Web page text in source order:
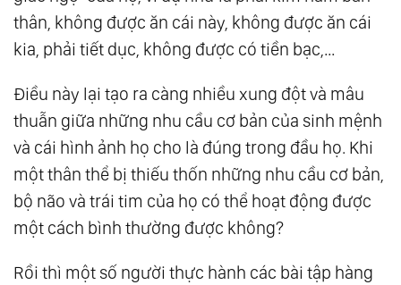
thân, không được ăn cái này, không được ăn cái
kia, phải tiết dục, không được có tiền bạc,…
Điều này lại tạo ra càng nhiều xung đột và mâu
thuẫn giữa những nhu cầu cơ bản của sinh mệnh
và cái hình ảnh họ cho là đúng trong đầu họ. Khi
một thân thể bị thiếu thốn những nhu cầu cơ bản,
bộ não và trái tim của họ có thể hoạt động được
một cách bình thường được không?
Rồi thì một số người thực hành các bài tập hàng